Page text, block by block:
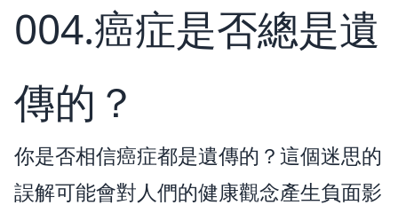
004.癌症是否總是遺
傳的？
你是否相信癌症都是遺傳的？這個迷思的
誤解可能會對人們的健康觀念產生負面影